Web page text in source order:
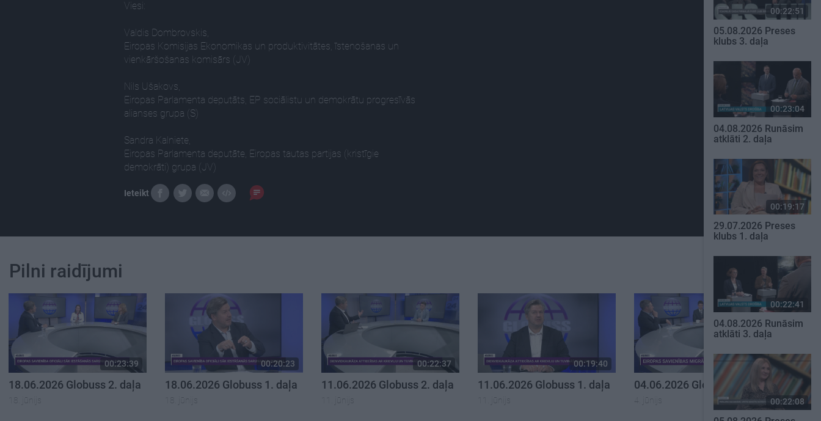
Viesi:
Valdis Dombrovskis,
Eiropas Komisijas Ekonomikas un produktivitātes, īstenošanas un
vienkāršošanas komisārs (JV)
Nils Ušakovs,
Eiropas Parlamenta deputāts, EP sociālistu un demokrātu progresīvās
alianses grupa (S)
Sandra Kalniete,
Eiropas Parlamenta deputāte, Eiropas tautas partijas (kristīgie
demokrāti) grupa (JV)
Ieteikt
Pilni raidījumi
00:23:39
18.06.2026 Globuss 2. daļa
18. jūnijs
00:20:23
18.06.2026 Globuss 1. daļa
18. jūnijs
00:22:37
11.06.2026 Globuss 2. daļa
11. jūnijs
00:19:40
11.06.2026 Globuss 1. daļa
11. jūnijs
00:23:30
04.06.2026 Globuss 2. daļa
4. jūnijs
00:22:51
05.08.2026 Preses
klubs 3. daļa
00:23:04
04.08.2026 Runāsim
atklāti 2. daļa
00:19:17
29.07.2026 Preses
klubs 1. daļa
00:22:41
04.08.2026 Runāsim
atklāti 3. daļa
00:22:08